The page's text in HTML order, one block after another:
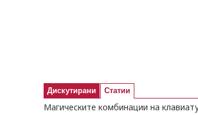
Дискутирани Статии